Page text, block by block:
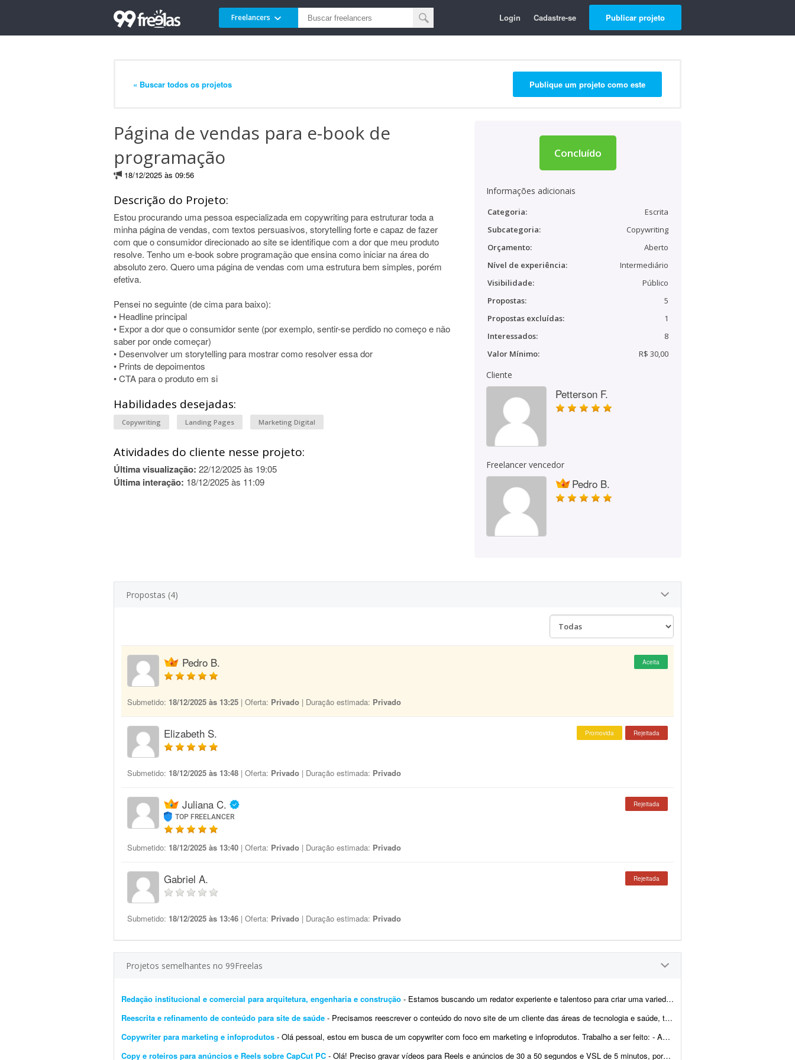
Freelancers Login Cadastre-se Publicar projeto
« Buscar todos os projetos Publique um projeto como este
Página de vendas para e-book de
programação
18/12/2025 às 09:56
Descrição do Projeto:
Estou procurando uma pessoa especializada em copywriting para estruturar toda a
minha página de vendas, com textos persuasivos, storytelling forte e capaz de fazer
com que o consumidor direcionado ao site se identifique com a dor que meu produto
resolve. Tenho um e-book sobre programação que ensina como iniciar na área do
absoluto zero. Quero uma página de vendas com uma estrutura bem simples, porém
efetiva.
Pensei no seguinte (de cima para baixo):
• Headline principal
• Expor a dor que o consumidor sente (por exemplo, sentir-se perdido no começo e não
saber por onde começar)
• Desenvolver um storytelling para mostrar como resolver essa dor
• Prints de depoimentos
• CTA para o produto em si
Habilidades desejadas:
Copywriting Landing Pages Marketing Digital
Atividades do cliente nesse projeto:
Última visualização: 22/12/2025 às 19:05
Última interação: 18/12/2025 às 11:09
Concluído
Informações adicionais
Categoria:
Escrita
Subcategoria:
Copywriting
Orçamento:
Aberto
Nível de experiência:
Intermediário
Visibilidade:
Público
Propostas:
5
Propostas excluídas:
1
Interessados:
8
Valor Mínimo:
R$ 30,00
Cliente
Petterson F.
Freelancer vencedor
Pedro B.
Propostas (4)
Pedro B. Aceita
Submetido: 18/12/2025 às 13:25 | Oferta: Privado | Duração estimada: Privado
Elizabeth S. Promovida Rejeitada
Submetido: 18/12/2025 às 13:48 | Oferta: Privado | Duração estimada: Privado
Juliana C.
TOP FREELANCER
Rejeitada
Submetido: 18/12/2025 às 13:40 | Oferta: Privado | Duração estimada: Privado
Gabriel A. Rejeitada
Submetido: 18/12/2025 às 13:46 | Oferta: Privado | Duração estimada: Privado
Projetos semelhantes no 99Freelas
Redação institucional e comercial para arquitetura, engenharia e construção - Estamos buscando um redator experiente e talentoso para criar uma variedade de conteúdos institucionais e comerciais, essenciais para apresentar nosso empreendimento e nossos serviços...
Reescrita e refinamento de conteúdo para site de saúde - Precisamos reescrever o conteúdo do novo site de um cliente das áreas de tecnologia e saúde, tornando o posicionamento mais atrativo e alinhado ao público-alvo. Ao todo...
Copywriter para marketing e infoprodutos - Olá pessoal, estou em busca de um copywriter com foco em marketing e infoprodutos. Trabalho a ser feito: - Analisar e criar novas versões de copys para landing pages. - Analisar e c...
Copy e roteiros para anúncios e Reels sobre CapCut PC - Olá! Preciso gravar vídeos para Reels e anúncios de 30 a 50 segundos e VSL de 5 minutos, porém não tenho tempo para estudar os roteiros e os formatos que est&ati...